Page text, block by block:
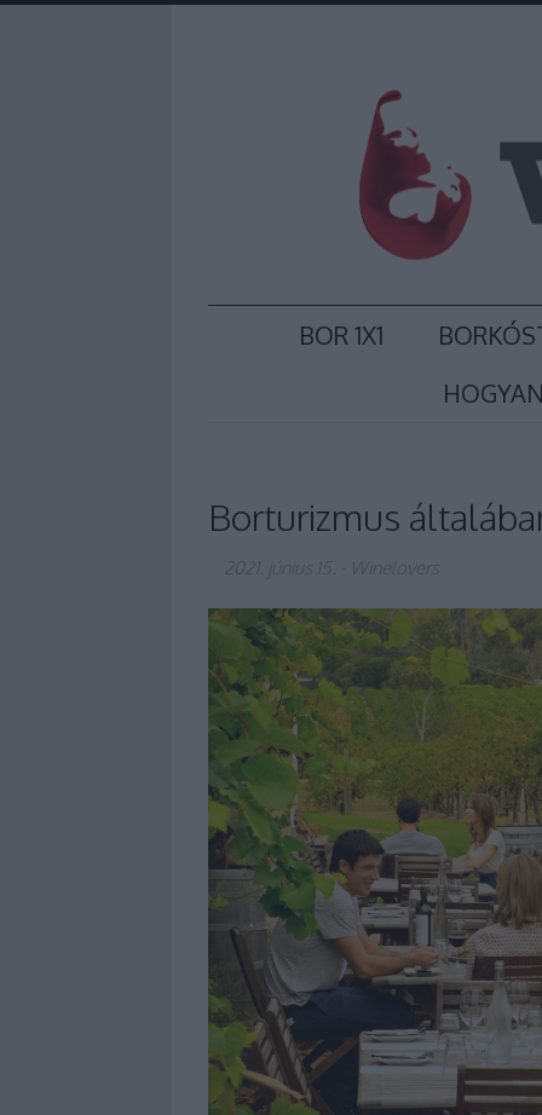
BOR 1X1
Borturizmus
2021. június 15. Winelovers